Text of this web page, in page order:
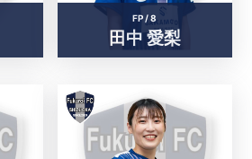
FP /8
田中 愛梨